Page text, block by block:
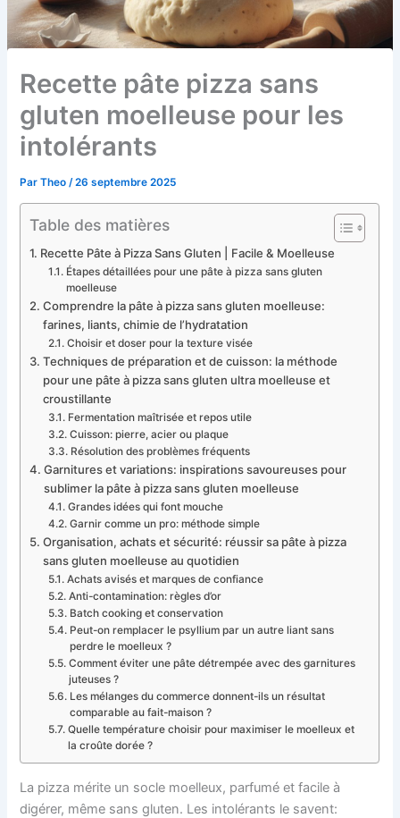
Recette pâte pizza sans
gluten moelleuse pour les
intolérants
ParTheo /26 septembre 2025
Table des matières
Recette Pâte à Pizza Sans Gluten | Facile & Moelleuse
Étapes détaillées pour une pâte à pizza sans gluten
moelleuse
Comprendre la pâte à pizza sans gluten moelleuse:
farines, liants, chimie de l’hydratation
Choisir et doser pour la texture visée
Techniques de préparation et de cuisson: la méthode
pour une pâte à pizza sans gluten ultra moelleuse et
croustillante
Fermentation maîtrisée et repos utile
Cuisson: pierre, acier ou plaque
Résolution des problèmes fréquents
Garnitures et variations: inspirations savoureuses pour
sublimer la pâte à pizza sans gluten moelleuse
Grandes idées qui font mouche
Garnir comme un pro: méthode simple
Organisation, achats et sécurité: réussir sa pâte à pizza
sans gluten moelleuse au quotidien
Achats avisés et marques de confiance
Anti-contamination: règles d’or
Batch cooking et conservation
Peut-on remplacer le psyllium par un autre liant sans
perdre le moelleux ?
Comment éviter une pâte détrempée avec des garnitures
juteuses ?
Les mélanges du commerce donnent-ils un résultat
comparable au fait-maison ?
Quelle température choisir pour maximiser le moelleux et
la croûte dorée ?
La pizza mérite un socle moelleux, parfumé et facile à
digérer, même sans gluten. Les intolérants le savent: